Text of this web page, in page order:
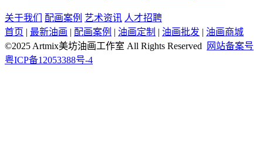
关于我们 配画案例 艺术资讯 人才招聘
首页 | 最新油画 | 配画案例 | 油画定制 | 油画批发 | 油画商城
©2025 Artmix美坊油画工作室 All Rights Reserved
网站备案号
粤ICP备12053388号-4